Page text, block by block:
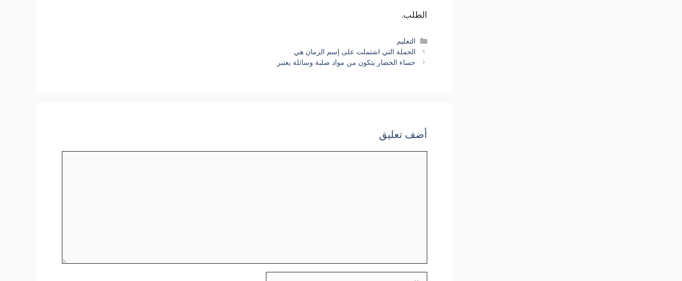
الطلب.
التصنيفات
التعليم
الجملة التي اشتملت على إسم الزمان هي
حساء الخضار يتكون من مواد صلبة وسائلة يعتبر
أضف تعليق
الاسم